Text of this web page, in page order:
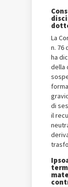
La
n. 76
ha
della
di
il